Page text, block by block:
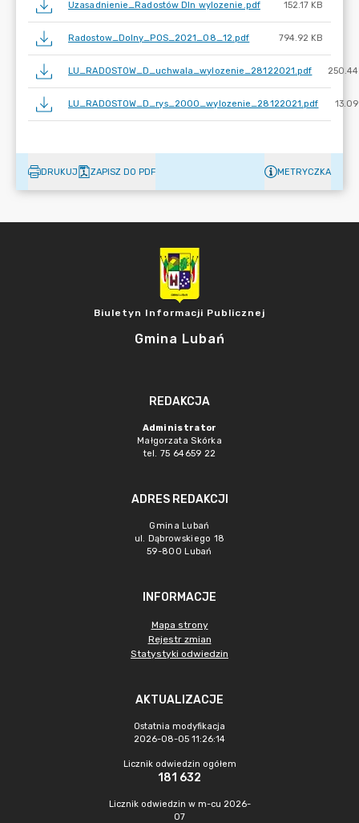
Uzasadnienie_Radostów Dln wylozenie.pdf 152.17 KB
Radostow_Dolny_POS_2021_08_12.pdf 794.92 KB
LU_RADOSTOW_D_uchwala_wylozenie_28122021.pdf
LU_RADOSTOW_D_rys_2000_wylozenie_28122021.pdf
DRUKUJ ZAPISZ DO PDF METRYCZKA
Biuletyn Informacji Publicznej
Gmina Lubań
REDAKCJA
Administrator
Małgorzata Skórka
tel. 75 64659 22
ADRES REDAKCJI
Gmina Lubań
ul. Dąbrowskiego 18
59-800 Lubań
INFORMACJE
Mapa strony
Rejestr zmian
Statystyki odwiedzin
AKTUALIZACJE
Ostatnia modyfikacja
2026-08-05 11:26:14
Licznik odwiedzin ogółem
181 632
Licznik odwiedzin w m-cu 2026-
07